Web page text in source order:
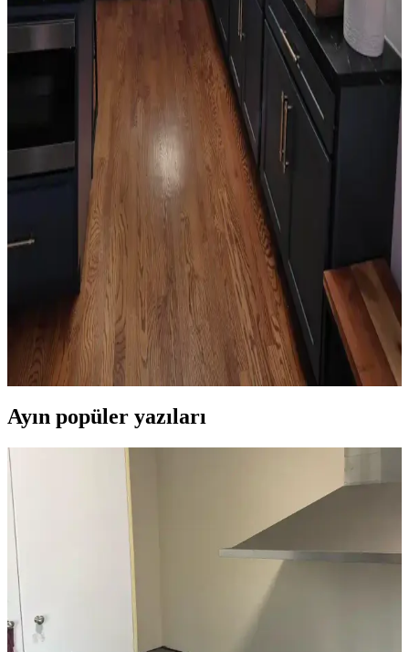
Salon Duvar Düzenlemesinde Raf Kullanımı ve
Estetik Dengenin Sağlanması
Salon duvarlarında rafların simetrik yerleşimi, aksesuar seçimi ve
mobilya düzeni mekânın estetik ve fonksiyonel dengesini sağlar.
Doğru duvar rengi ve sanat eserleriyle ferah bir atmosfer oluşturulur.
Oda Düzenlemesinde Boş Alanların Fonksiyonel ve
Estetik Değerlendirme Yöntemleri
Oda düzenlemesinde boş alanların bitkiler, aynalar, raflar ve sanat
eserleriyle değerlendirilmesi yaşam kalitesini artırır. Doğru
yerleştirme ile fonksiyonel ve estetik mekanlar oluşturulur.
Mutfak Köşesini Fonksiyonel ve Estetik Hale
Getirme Pratik Düzenleme Yöntemleri
Mutfak köşenizi düzenlerken gereksiz eşyalardan kurtulmak,
bitkileri doğru konumlandırmak ve askı sistemleri kullanmak
işlevsellik ve estetik sağlar. Alanı işlevsel gruplarla düzenlemek
önemlidir.
Ayın popüler yazıları